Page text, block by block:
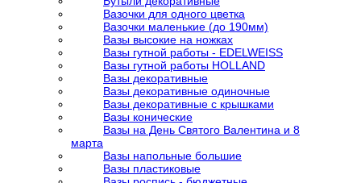
Вазочки для одного цветка
Вазочки маленькие (до 190мм)
Вазы высокие на ножках
Вазы гутной работы - EDELWEISS
Вазы гутной работы HOLLAND
Вазы декоративные
Вазы декоративные одиночные
Вазы декоративные с крышками
Вазы конические
Вазы на День Святого Валентина и 8
марта
Вазы напольные большие
Вазы пластиковые